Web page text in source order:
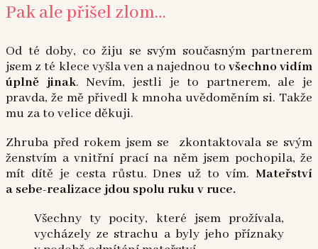
Pak ale přišel zlom…
Od té doby, co žiju se svým současným partnerem
jsem z té klece vyšla ven a najednou to všechno vidím
úplně jinak. Nevím, jestli je to partnerem, ale je
pravda, že mě přivedl k mnoha uvědoměním si. Takže
mu za to velice děkuji.
Zhruba před rokem jsem se zkontaktovala se svým
ženstvím a vnitřní prací na něm jsem pochopila, že
mít dítě je cesta růstu. Dnes už to vím. Mateřství
a sebe-realizace jdou spolu ruku v ruce.
Všechny ty pocity, které jsem prožívala,
vycházely ze strachu a byly jeho příznaky